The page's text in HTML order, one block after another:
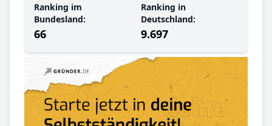
Ranking im
Bundesland:
66
Ranking in
Deutschland:
9.697